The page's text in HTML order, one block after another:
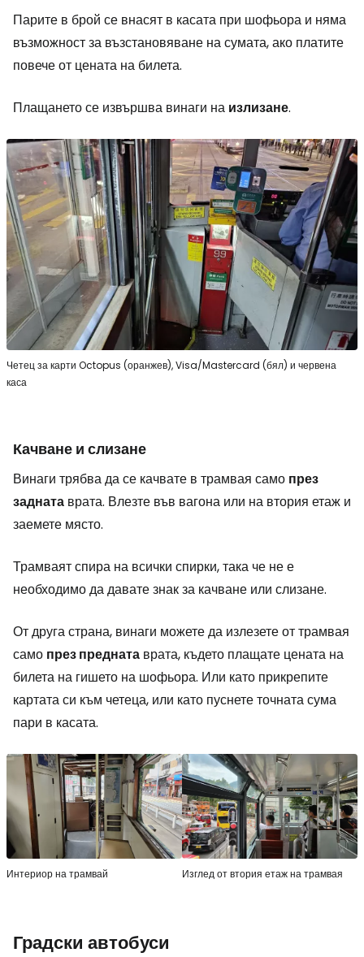
Парите в брой се внасят в касата при шофьора и няма
възможност за възстановяване на сумата, ако платите
повече от цената на билета.
Плащането се извършва винаги на излизане.
Четец за карти Octopus (оранжев), Visa/Mastercard (бял) и червена
каса
Качване и слизане
Винаги трябва да се качвате в трамвая само през
задната врата. Влезте във вагона или на втория етаж и
заемете място.
Трамваят спира на всички спирки, така че не е
необходимо да давате знак за качване или слизане.
От друга страна, винаги можете да излезете от трамвая
само през предната врата, където плащате цената на
билета на гишето на шофьора. Или като прикрепите
картата си към четеца, или като пуснете точната сума
пари в касата.
Интериор на трамвай Изглед от втория етаж на трамвая
Градски автобуси